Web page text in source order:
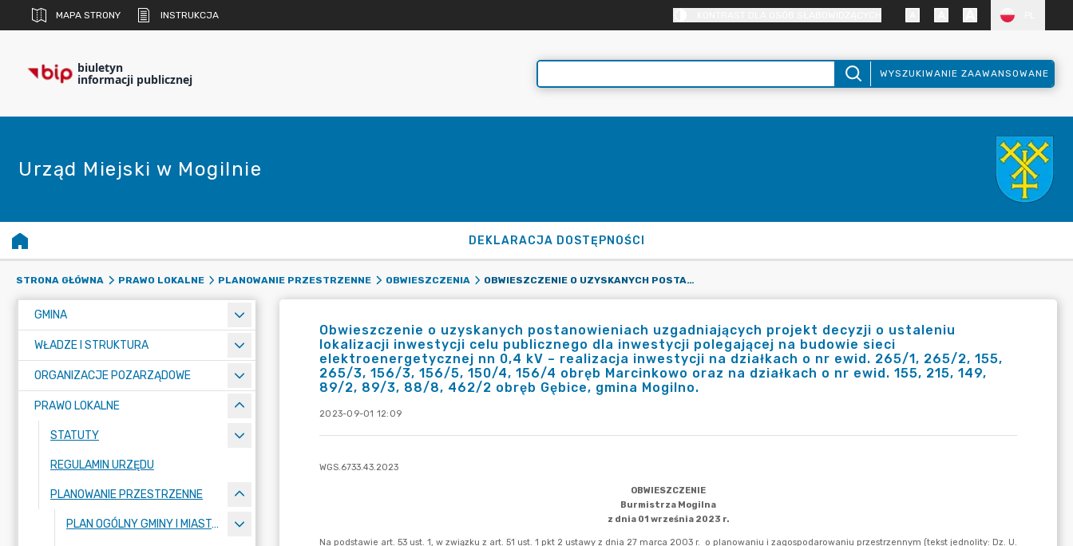
MAPA STRONY INSTRUKCJA
biuletyn
informacji publicznej WYSZUKIWANIE ZAAWANSOWANE
Urząd Miejski w Mogilnie
DEKLARACJA DOSTĘPNOŚCI
STRONA GŁÓWNA PRAWO LOKALNE PLANOWANIE PRZESTRZENNE OBWIESZCZENIA OBWIESZCZENIE O UZYSKANYCH POSTANOWIENIACH UZGADNIAJĄCYCH PROJEKT DECYZJI O USTALENIU LOKALIZACJI INWESTYCJI CELU PUBLICZNEGO DLA INWESTYCJI POLEGAJĄCEJ NA BUDOWIE SIECI ELEKTROENERGETYCZNEJ NN 0,4 KV – REALIZACJA INWESTYCJI NA DZIAŁKACH O NR EWID. 265/1, 265/2, 155, 265/3, 156/3, 156/5, 150/4, 156/4 OBRĘB MARCINKOWO ORAZ NA DZIAŁKACH O NR EWID. 155, 215, 149, 89/2, 89/3, 88/8, 462/2 OBRĘB GĘBICE, GMINA MOGILNO.
GMINA
WŁADZE I STRUKTURA
ORGANIZACJE POZARZĄDOWE
PRAWO LOKALNE
STATUTY
REGULAMIN URZĘDU
PLANOWANIE PRZESTRZENNE
PLAN OGÓLNY GMINY I MIASTA MOGILNO
Obwieszczenie o uzyskanych postanowieniach uzgadniających projekt decyzji o ustaleniu
lokalizacji inwestycji celu publicznego dla inwestycji polegającej na budowie sieci
elektroenergetycznej nn 0,4 kV – realizacja inwestycji na działkach o nr ewid. 265/1, 265/2, 155,
265/3, 156/3, 156/5, 150/4, 156/4 obręb Marcinkowo oraz na działkach o nr ewid. 155, 215, 149,
89/2, 89/3, 88/8, 462/2 obręb Gębice, gmina Mogilno.
2023-09-01 12:09